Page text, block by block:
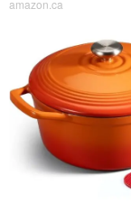
amazon.ca